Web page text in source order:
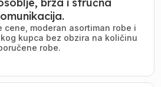
cene, moderan asortiman robe i
kupca bez obzira na količinu
robe.